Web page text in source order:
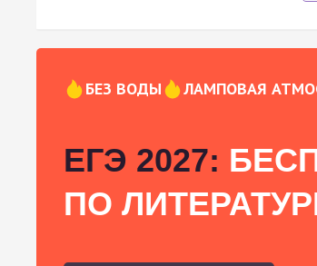
БЕЗ ВОДЫ ЛАМПОВАЯ
ЕГЭ 2027:
ПО